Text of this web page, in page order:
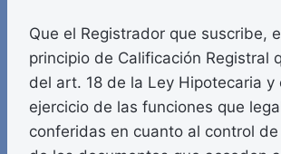
Que el Registrador que suscribe,
principio de Calificación Registral
del art. 18 de la Ley Hipotecaria y
ejercicio de las funciones que
conferidas en cuanto al control